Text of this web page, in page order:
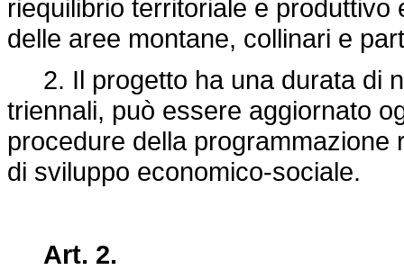
riequilibrio territoriale e
delle aree montane, collinari e
2. Il progetto ha una durata di
triennali, può essere aggiornato
procedure della programmazione
di sviluppo economico-sociale.
Art. 2.